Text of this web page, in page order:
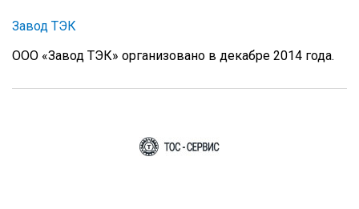
Завод ТЭК
ООО «Завод ТЭК» организовано в декабре 2014 года.